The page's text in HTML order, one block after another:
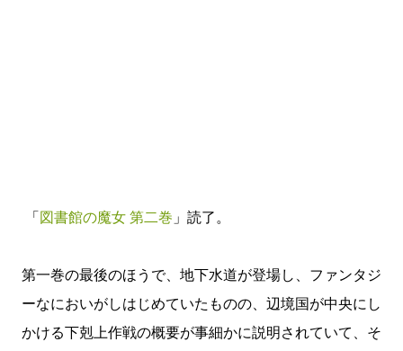
「図書館の魔女 第二巻 」読了。
第一巻の最後のほうで、地下水道が登場し、ファンタジ
ーなにおいがしはじめていたものの、辺境国が中央にし
かける下剋上作戦の概要が事細かに説明されていて、そ